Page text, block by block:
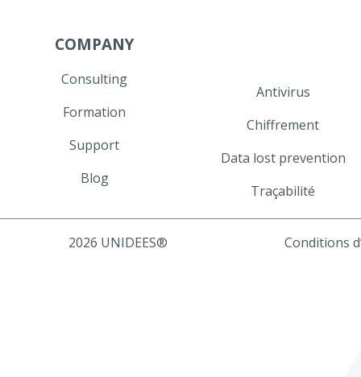
COMPANY
Consulting
Formation
Support
Blog
Antivirus
Chiffrement
Data lost prevention
Traçabilité
2026 UNIDEES® Conditions